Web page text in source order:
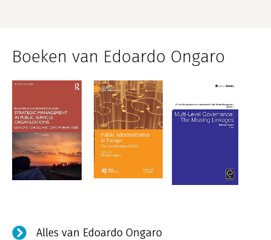
Boeken van Edoardo Ongaro
Alles van Edoardo Ongaro